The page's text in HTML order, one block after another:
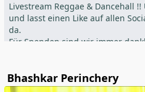
Livestream Reggae & Dancehall
und lasst einen Like auf allen
da.
Für Spenden sind wir immer
Bhashkar Perinchery